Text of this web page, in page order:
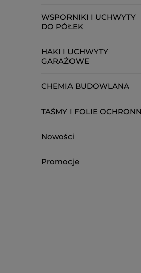
WSPORNIKI I UCHWYTY
DO PÓŁEK
HAKI I UCHWYTY
GARAŻOWE
CHEMIA BUDOWLANA
TAŚMY I FOLIE
Nowości
Promocje